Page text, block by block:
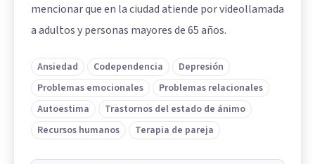
mencionar que en la ciudad atiende por videollamada
a adultos y personas mayores de 65 años.
Ansiedad Codependencia
Depresión
Problemas emocionales
Problemas relacionales
Autoestima
Trastornos del estado de ánimo
Recursos humanos
Terapia de pareja